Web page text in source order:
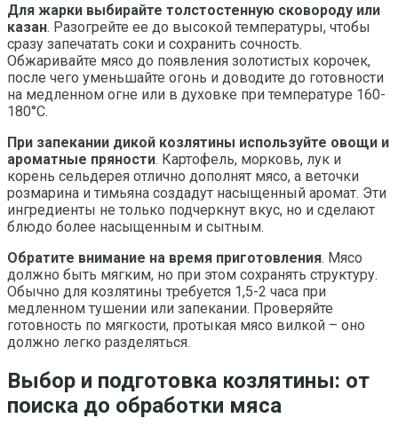
Для жарки выбирайте толстостенную сковороду или
казан. Разогрейте ее до высокой температуры, чтобы
сразу запечатать соки и сохранить сочность.
Обжаривайте мясо до появления золотистых корочек,
после чего уменьшайте огонь и доводите до готовности
на медленном огне или в духовке при температуре 160-
180°C.
При запекании дикой козлятины используйте овощи и
ароматные пряности. Картофель, морковь, лук и
корень сельдерея отлично дополнят мясо, а веточки
розмарина и тимьяна создадут насыщенный аромат. Эти
ингредиенты не только подчеркнут вкус, но и сделают
блюдо более насыщенным и сытным.
Обратите внимание на время приготовления. Мясо
должно быть мягким, но при этом сохранять структуру.
Обычно для козлятины требуется 1,5-2 часа при
медленном тушении или запекании. Проверяйте
готовность по мягкости, протыкая мясо вилкой – оно
должно легко разделяться.
Выбор и подготовка козлятины: от
поиска до обработки мяса